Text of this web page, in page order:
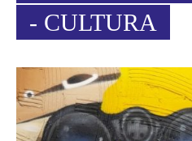
- CULTURA